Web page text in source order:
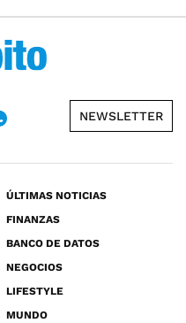
NEWSLETTER
ÚLTIMAS NOTICIAS
FINANZAS
BANCO DE DATOS
NEGOCIOS
LIFESTYLE
MUNDO